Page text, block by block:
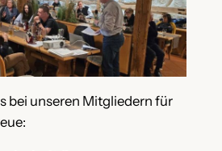
bei unseren Mitgliedern für